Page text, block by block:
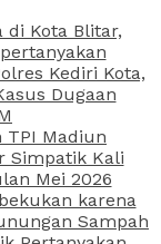
di Kota Blitar,
Kediri Kota,
Dugaan
TPI Madiun
Simpatik Kali
Mei 2026
karena
Sampah